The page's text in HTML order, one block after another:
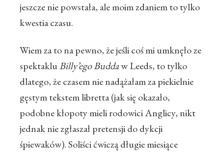
jeszcze nie powstała, ale moim zdaniem to tylko
kwestia czasu.
Wiem za to na pewno, że jeśli coś mi umknęło ze
spektakluBilly’ego Buddaw Leeds, to tylko
dlatego, że czasem nie nadążałam za piekielnie
gęstym tekstem libretta (jak się okazało,
podobne kłopoty mieli rodowici Anglicy, nikt
jednak nie zgłaszał pretensji do dykcji
śpiewaków). Soliści ćwiczą długie miesiące